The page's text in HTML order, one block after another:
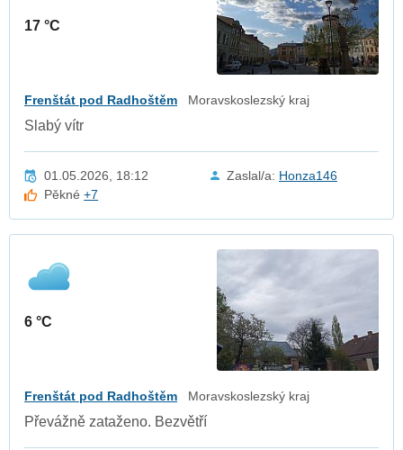
17 °C
Frenštát pod Radhoštěm Moravskoslezský kraj
Slabý vítr
01.05.2026, 18:12 Zaslal/a: Honza146
Pěkné+7
6 °C
Frenštát pod Radhoštěm Moravskoslezský kraj
Převážně zataženo. Bezvětří